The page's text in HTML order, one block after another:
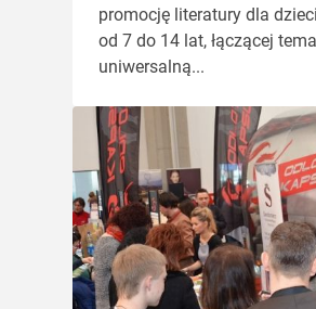
promocję literatury dla
od 7 do 14 lat, łączącej
uniwersalną...